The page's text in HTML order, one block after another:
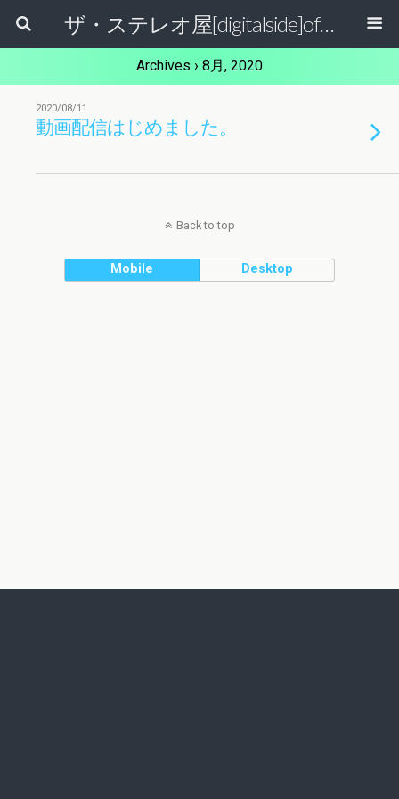
ザ・ステレオ屋[digitalside]official blog.
Archives › 8月, 2020
2020/08/11
動画配信はじめました。
Back to top
Mobile Desktop